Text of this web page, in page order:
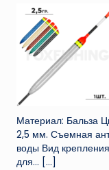
Материал: Бальза
2,5 мм. Съемная
воды Вид
для... […]